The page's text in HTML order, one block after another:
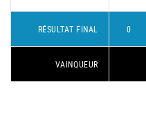
RÉSULTAT FINAL 0
VAINQUEUR